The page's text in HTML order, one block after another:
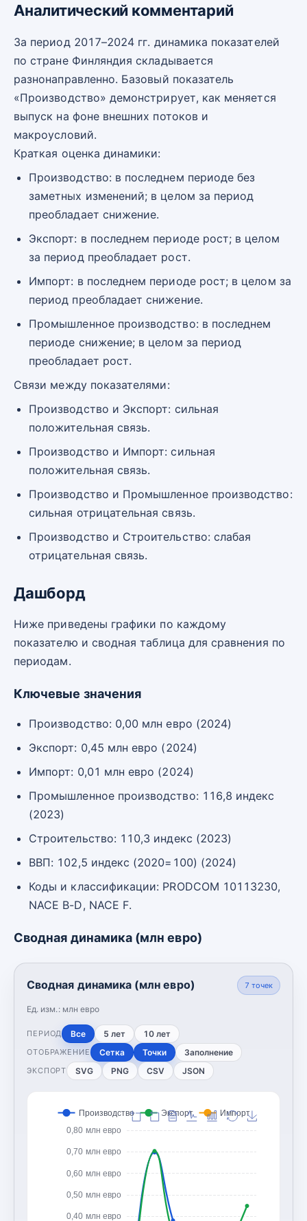
Аналитический комментарий
За период 2017–2024 гг. динамика показателей
по стране Финляндия складывается
разнонаправленно. Базовый показатель
«Производство» демонстрирует, как меняется
выпуск на фоне внешних потоков и
макроусловий.
Краткая оценка динамики:
Производство: в последнем периоде без
заметных изменений; в целом за период
преобладает снижение.
Экспорт: в последнем периоде рост; в целом
за период преобладает рост.
Импорт: в последнем периоде рост; в целом за
период преобладает снижение.
Промышленное производство: в последнем
периоде снижение; в целом за период
преобладает рост.
Связи между показателями:
Производство и Экспорт: сильная
положительная связь.
Производство и Импорт: сильная
положительная связь.
Производство и Промышленное производство:
сильная отрицательная связь.
Производство и Строительство: слабая
отрицательная связь.
Дашборд
Ниже приведены графики по каждому
показателю и сводная таблица для сравнения по
периодам.
Ключевые значения
Производство: 0,00 млн евро (2024)
Экспорт: 0,45 млн евро (2024)
Импорт: 0,01 млн евро (2024)
Промышленное производство: 116,8 индекс
(2023)
Строительство: 110,3 индекс (2023)
ВВП: 102,5 индекс (2020=100) (2024)
Коды и классификации: PRODCOM 10113230,
NACE B-D, NACE F.
Сводная динамика (млн евро)
Сводная динамика (млн евро)
Ед. изм.: млн евро
7 точек
ПЕРИОД Все 5 лет 10 лет
ОТОБРАЖЕНИЕ Сетка Точки Заполнение
ЭКСПОРТ SVG PNG CSV JSON
0,40 млн евро
0,50 млн евро
0,60 млн евро
0,70 млн евро
0,80 млн евро
Производство Экспорт Импорт